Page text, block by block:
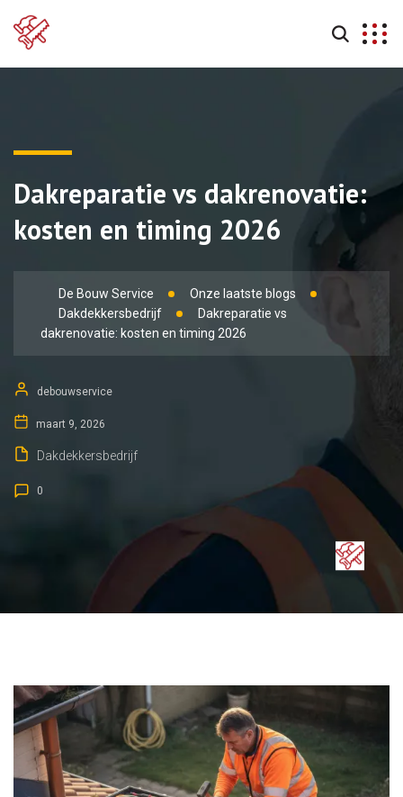
Dakreparatie vs dakrenovatie:
kosten en timing 2026
De Bouw Service
Onze laatste blogs
Dakdekkersbedrijf
Dakreparatie vs
dakrenovatie: kosten en timing 2026
debouwservice
maart 9, 2026
Dakdekkersbedrijf
0